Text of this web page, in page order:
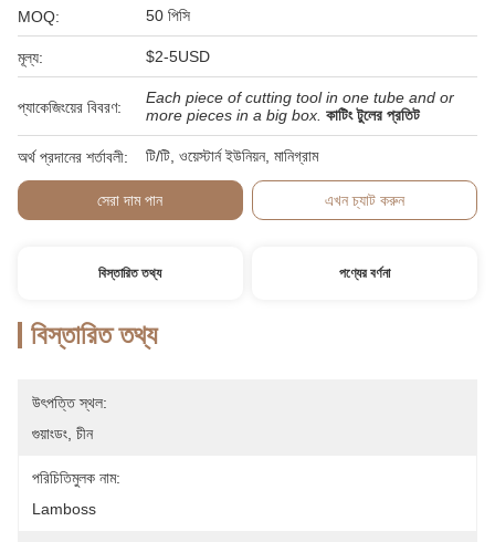
MOQ: 50 পিসি
মূল্য: $2-5USD
প্যাকেজিংয়ের বিবরণ:
Each piece of cutting tool in one tube and or
more pieces in a big box. কাটিং টুলের প্রতিট
অর্থ প্রদানের শর্তাবলী: টি/টি, ওয়েস্টার্ন ইউনিয়ন, মানিগ্রাম
সেরা দাম পান এখন চ্যাট করুন
বিস্তারিত তথ্য পণ্যের বর্ণনা
বিস্তারিত তথ্য
উৎপত্তি স্থল:
গুয়াংডং, চীন
পরিচিতিমুলক নাম:
Lamboss